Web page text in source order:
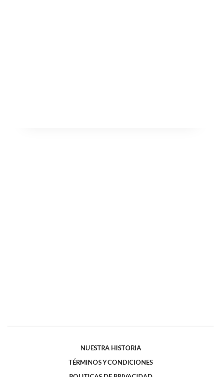
NUESTRA HISTORIA
TÉRMINOS Y CONDICIONES